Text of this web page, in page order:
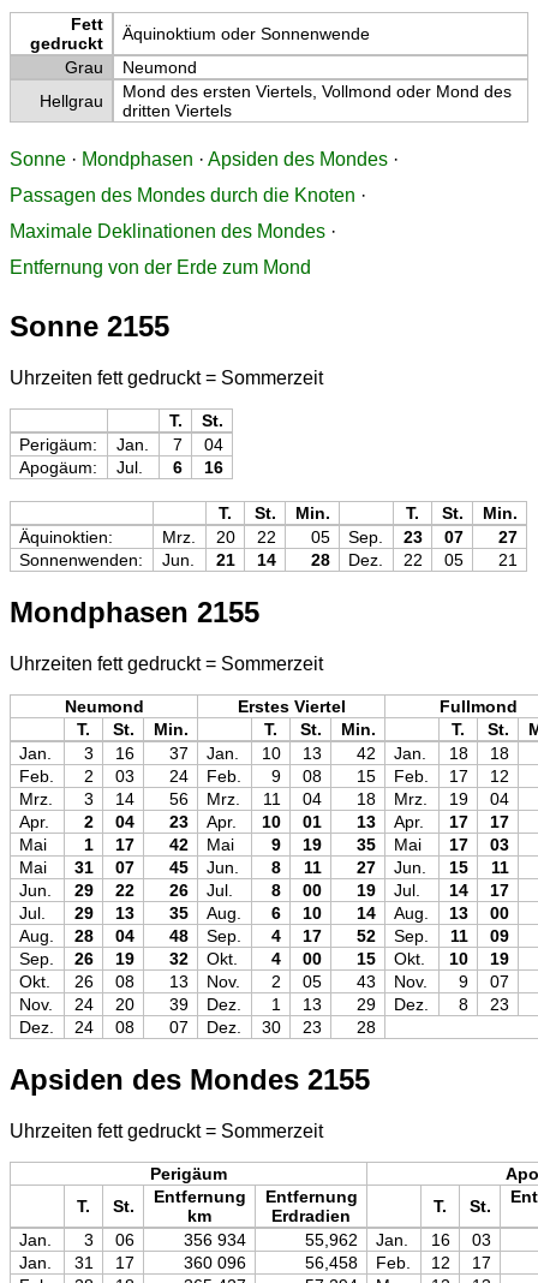
Fett
gedruckt
Äquinoktium oder Sonnenwende
Grau
Neumond
Hellgrau
Mond des ersten Viertels, Vollmond oder Mond des
dritten Viertels
Sonne · Mondphasen · Apsiden des Mondes ·
Passagen des Mondes durch die Knoten ·
Maximale Deklinationen des Mondes ·
Entfernung von der Erde zum Mond
Sonne 2155
Uhrzeiten fett gedruckt = Sommerzeit
T.
St.
Perigäum:
Jan. 7
04
Apogäum:
Jul. 6 16
T. St. Min. T. St.
Min.
Äquinoktien:
Mrz. 20 22 05 Sep. 23 07
27
Sonnenwenden:
Jun. 21 14 28 Dez. 22 05 21
Mondphasen 2155
Uhrzeiten fett gedruckt = Sommerzeit
Neumond Erstes Viertel
Fullmond
T.
St. Min. T. St. Min. T. St.
Jan.
3 16 37 Jan. 10 13 42 Jan. 18
18
Feb.
2 03 24 Feb. 9 08 15 Feb. 17
12
Mrz.
3 14 56 Mrz. 11 04 18 Mrz. 19
04
Apr.
2 04 23 Apr. 10 01 13 Apr. 17
17
Mai
1 17 42 Mai 9 19 35 Mai 17
03
Mai
31 07 45 Jun. 8 11 27 Jun. 15
11
Jun.
29 22 26 Jul. 8 00 19 Jul. 14
17
Jul.
29 13 35 Aug. 6 10 14 Aug. 13
00
Aug.
28 04 48 Sep. 4 17 52 Sep. 11
09
Sep.
26 19 32 Okt. 4 00 15 Okt. 10
19
Okt.
26 08 13 Nov. 2 05 43 Nov. 9
07
Nov.
24 20 39 Dez. 1 13 29 Dez. 8
23
Dez.
24 08 07 Dez. 30 23 28
Apsiden des Mondes 2155
Uhrzeiten fett gedruckt = Sommerzeit
Perigäum
T.
St.
Entfernung
km
Entfernung
Erdradien
T. St.
Jan. 3 06 356 934 55,962 Jan. 16
03
Jan.
31 17 360 096 56,458 Feb. 12
17